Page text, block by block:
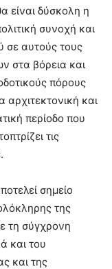
είναι δύσκολη η
συνοχή και
σε αυτούς τους
στα βόρεια και
πόρους
αρχιτεκτονική και
περίοδο που
τις
σημείο
της
τη σύγχρονη
και του
και της